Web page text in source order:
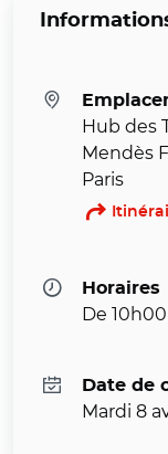
Hub des
Mendès
Paris
Horaires
De
Date de
Mardi 8